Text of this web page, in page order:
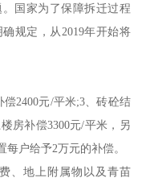
国家为了保障拆迁过程
规定，从2019年开始将
2400元/平米;3、砖砼结
房补偿3300元/平米，另
户给予2万元的补偿。
、地上附属物以及青苗